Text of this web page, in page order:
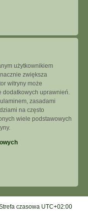
użytkownikiem
zwiększa
witryny może
dodatkowych uprawnień.
zasadami
na często
wiele podstawowych
czasowa UTC+02:00